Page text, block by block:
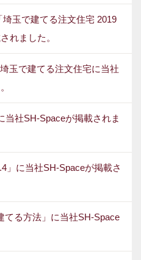
玉で建てる注文住宅 2019
れました。
玉で建てる注文住宅に当社
社SH-Spaceが掲載されま
」に当社SH-Spaceが掲載さ
てる方法」に当社SH-Space